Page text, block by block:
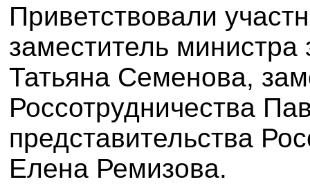
Приветствовали
заместитель
Татьяна Семенова,
Россотрудничества
представительства
Елена Ремизова.